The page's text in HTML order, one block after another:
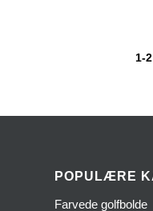
1-
POPULÆRE
Farvede golfbolde